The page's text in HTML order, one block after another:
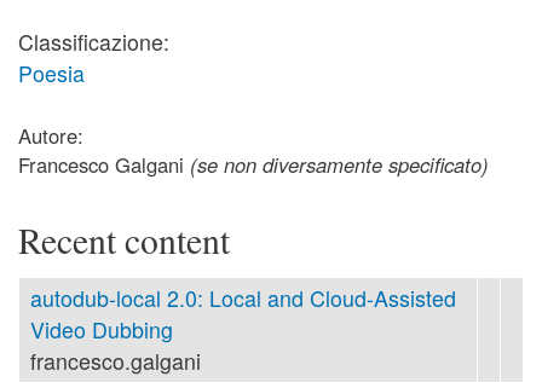
Classificazione:
Poesia
Autore:
Francesco Galgani (se non diversamente specificato)
Recent content
autodub-local 2.0: Local and Cloud-Assisted
Video Dubbing
francesco.galgani